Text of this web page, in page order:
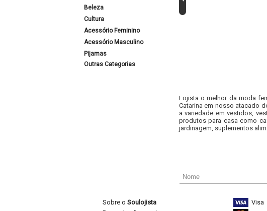
Beleza
Cultura
Acessório Feminino
Acessório Masculino
Pijamas
Outras Categorias
Lojista o melhor da moda
Catarina em nosso atacado
a variedade em vestidos,
produtos para casa como
jardinagem, suplementos
Sobre o Soulojista
Visa